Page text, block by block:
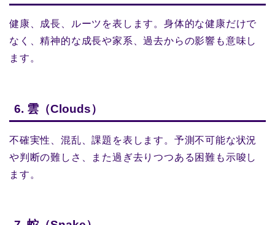
健康、成長、ルーツを表します。身体的な健康だけで
なく、精神的な成長や家系、過去からの影響も意味し
ます。
6. 雲（Clouds）
不確実性、混乱、課題を表します。予測不可能な状況
や判断の難しさ、また過ぎ去りつつある困難も示唆し
ます。